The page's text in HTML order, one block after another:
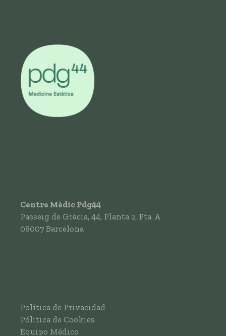
Centre Mèdic Pdg44
Passeig de Gràcia, 44, Planta 2, Pta. A
08007 Barcelona
Política de Privacidad
Pólitica de Cookies
Equipo Médico